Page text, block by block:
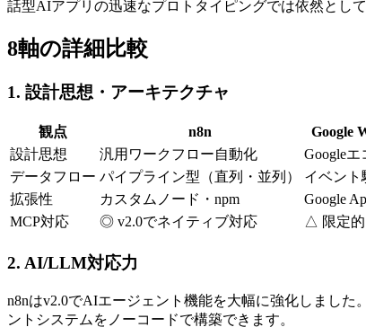
話型AIアプリの迅速なプロトタイピングでは依然とし
8軸の詳細比較
1. 設計思想・アーキテクチャ
観点 n8n Google
設計思想
汎用ワークフロー自動化 Google
データフロー パイプライン型（直列・並列） イベント
拡張性
カスタムノード・npm Google
MCP対応
◎ v2.0でネイティブ対応 △ 限定的
2. AI/LLM対応力
n8nはv2.0でAIエージェント機能を大幅に強化しました
ントシステムをノーコードで構築できます。